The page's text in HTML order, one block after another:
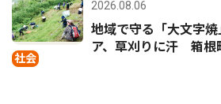
社会
2026.08.06
地域で守る「大文字
ア、草刈りに汗 箱根